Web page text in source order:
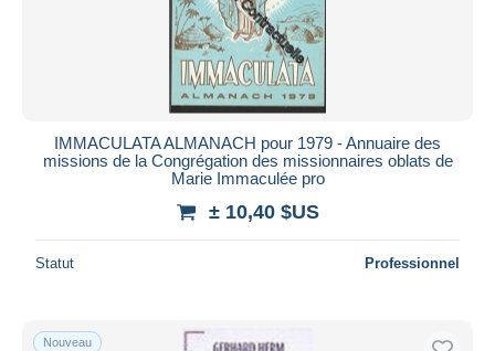
IMMACULATA ALMANACH pour 1979 - Annuaire des
missions de la Congrégation des missionnaires oblats de
Marie Immaculée pro
± 10,40 $US
Statut Professionnel
Nouveau